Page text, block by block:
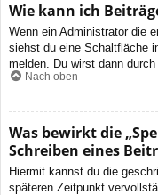
Wie kann ich
Wenn ein Administrator die
siehst du eine Schaltfläche
melden. Du wirst dann
Nach oben
Was bewirkt die
Schreiben eines
Hiermit kannst du die
späteren Zeitpunkt